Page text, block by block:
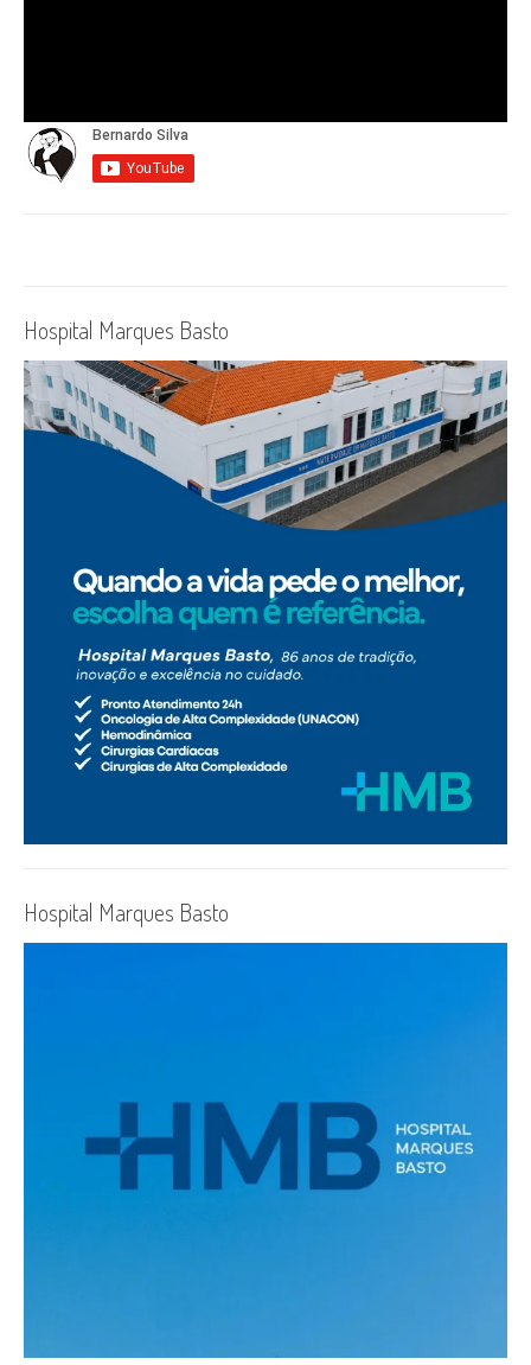
Hospital Marques Basto
Hospital Marques Basto